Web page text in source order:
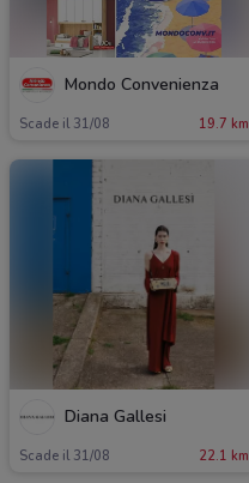
Mondo Convenienza
Scade il 31/08 19.7 km
Diana Gallesi
Scade il 31/08 22.1 km